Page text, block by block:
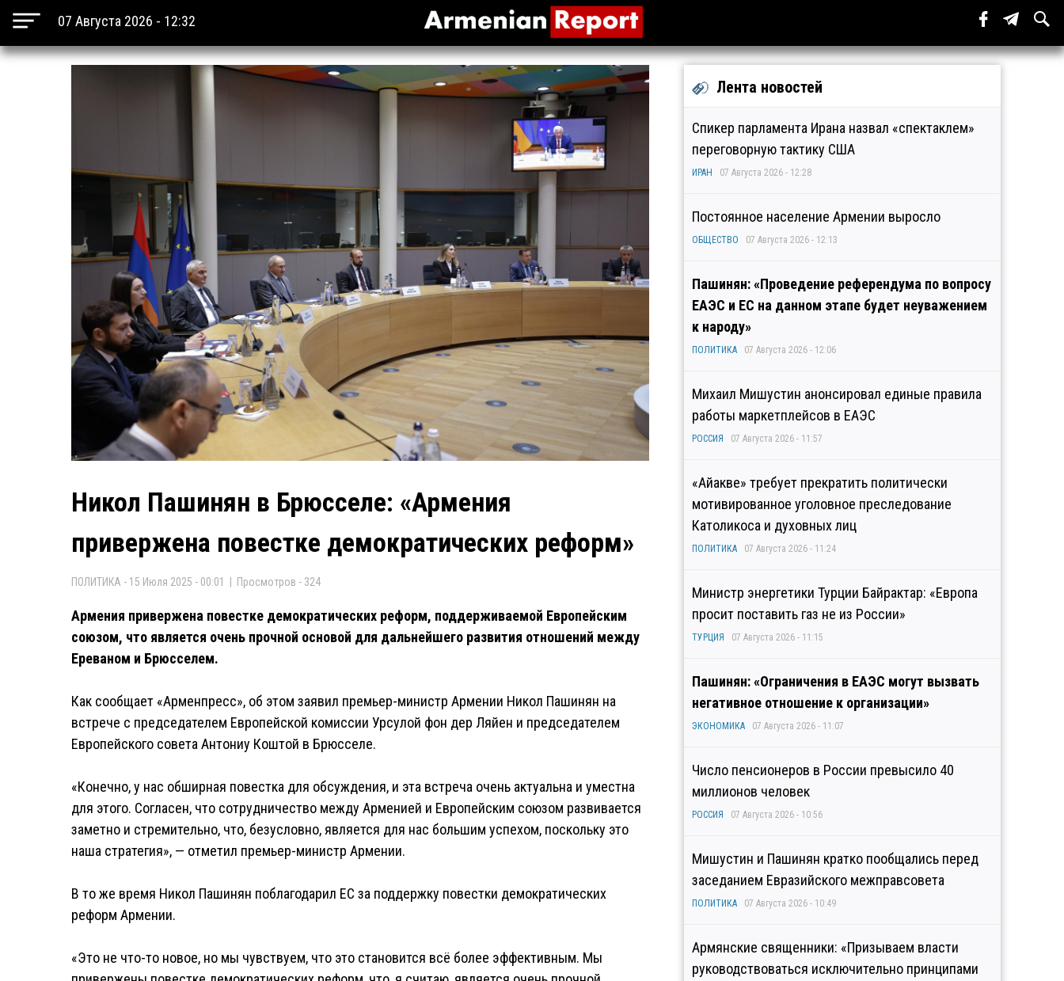
07 Августа 2026 - 12:32
Никол Пашинян в Брюсселе: «Армения
привержена повестке демократических реформ»
ПОЛИТИКА - 15 Июля 2025 - 00:01 | Просмотров - 324
Армения привержена повестке демократических реформ, поддерживаемой Европейским
союзом, что является очень прочной основой для дальнейшего развития отношений между
Ереваном и Брюсселем.
Как сообщает «Арменпресс», об этом заявил премьер-министр Армении Никол Пашинян на
встрече с председателем Европейской комиссии Урсулой фон дер Ляйен и председателем
Европейского совета Антониу Коштой в Брюсселе.
«Конечно, у нас обширная повестка для обсуждения, и эта встреча очень актуальна и уместна
для этого. Согласен, что сотрудничество между Арменией и Европейским союзом развивается
заметно и стремительно, что, безусловно, является для нас большим успехом, поскольку это
наша стратегия», — отметил премьер-министр Армении.
В то же время Никол Пашинян поблагодарил ЕС за поддержку повестки демократических
реформ Армении.
«Это не что-то новое, но мы чувствуем, что это становится всё более эффективным. Мы
Лента новостей
Спикер парламента Ирана назвал «спектаклем»
переговорную тактику США
ИРАН 07 Августа 2026 - 12:28
Постоянное население Армении выросло
ОБЩЕСТВО 07 Августа 2026 - 12:13
Пашинян: «Проведение референдума по вопросу
ЕАЭС и ЕС на данном этапе будет неуважением
к народу»
ПОЛИТИКА 07 Августа 2026 - 12:06
Михаил Мишустин анонсировал единые правила
работы маркетплейсов в ЕАЭС
РОССИЯ 07 Августа 2026 - 11:57
«Айакве» требует прекратить политически
мотивированное уголовное преследование
Католикоса и духовных лиц
ПОЛИТИКА 07 Августа 2026 - 11:24
Министр энергетики Турции Байрактар: «Европа
просит поставить газ не из России»
ТУРЦИЯ 07 Августа 2026 - 11:15
Пашинян: «Ограничения в ЕАЭС могут вызвать
негативное отношение к организации»
ЭКОНОМИКА 07 Августа 2026 - 11:07
Число пенсионеров в России превысило 40
миллионов человек
РОССИЯ 07 Августа 2026 - 10:56
Мишустин и Пашинян кратко пообщались перед
заседанием Евразийского межправсовета
ПОЛИТИКА 07 Августа 2026 - 10:49
Армянские священники: «Призываем власти
руководствоваться исключительно принципами